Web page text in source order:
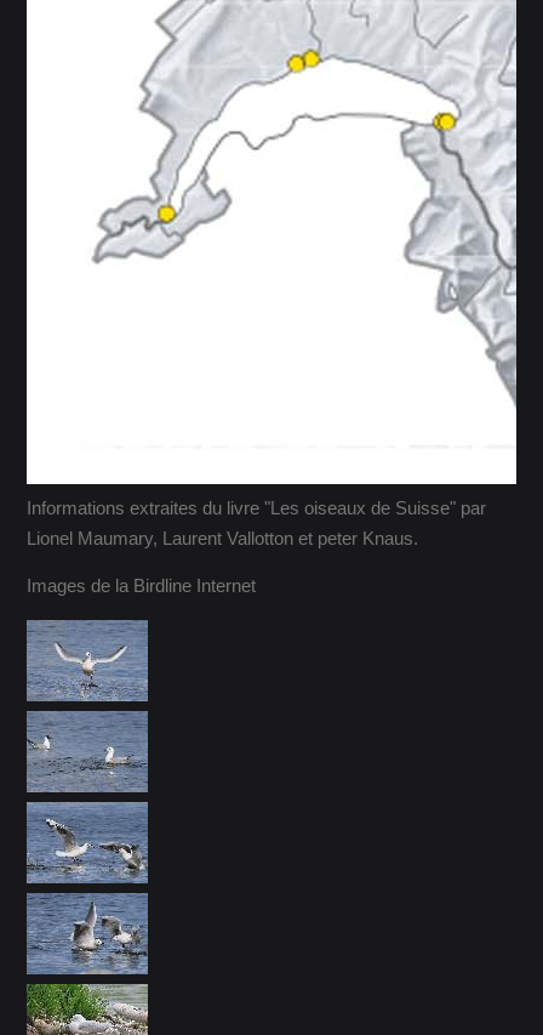
Informations extraites du livre "Les oiseaux de Suisse" par
Lionel Maumary, Laurent Vallotton et peter Knaus.
Images de la Birdline Internet